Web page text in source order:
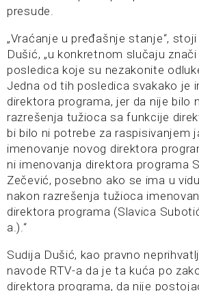
presude.
„Vraćanje u pređašnje stanje“,
Dušić, „u konkretnom slučaju
posledica koje su nezakonite
Jedna od tih posledica svakako je
direktora programa, jer da nije bilo
razrešenja tužioca sa funkcije
bi bilo ni potrebe za raspisivanjem
imenovanje novog direktora
ni imenovanja direktora programa
Zečević, posebno ako se ima u
nakon razrešenja tužioca
direktora programa (Slavica
a.).“
Sudija Dušić, kao pravno
navode RTV-a da je ta kuća po
direktora programa, da nije